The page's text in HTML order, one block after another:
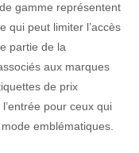
gamme représentent
qui peut limiter l’accès
partie de la
aux marques
de prix
pour ceux qui
emblématiques.